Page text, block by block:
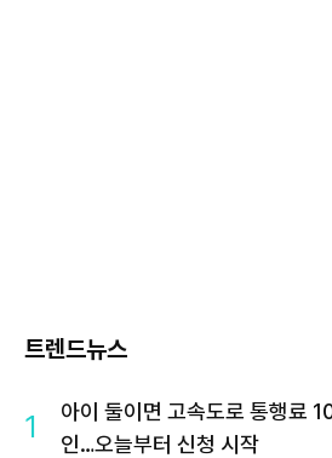
트렌드뉴스
1
아이 둘이면 고속도로 통행료
인…오늘부터 신청 시작